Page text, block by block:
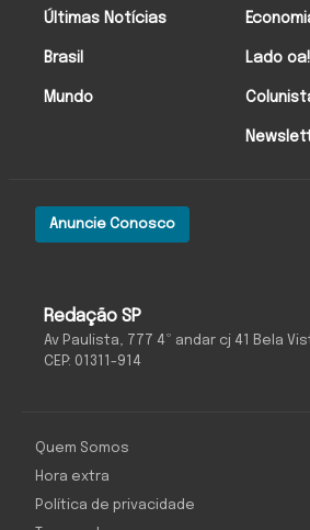
Redação SP
Av Paulista, 777 4º andar cj 41 Bela
CEP: 01311-914
Anuncie Conosco
Últimas Notícias
Brasil
Mundo
Lado oa!
Quem Somos
Hora extra
Política de privacidade